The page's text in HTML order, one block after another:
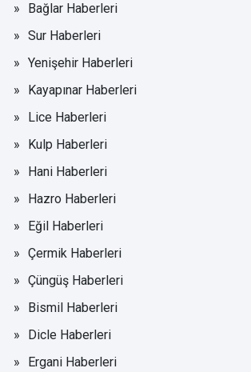
Bağlar Haberleri
Sur Haberleri
Yenişehir Haberleri
Kayapınar Haberleri
Lice Haberleri
Kulp Haberleri
Hani Haberleri
Hazro Haberleri
Eğil Haberleri
Çermik Haberleri
Çüngüş Haberleri
Bismil Haberleri
Dicle Haberleri
Ergani Haberleri